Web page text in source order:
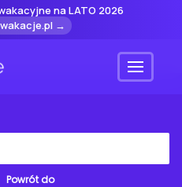
na LATO 2026
→
Menu
Powrót do